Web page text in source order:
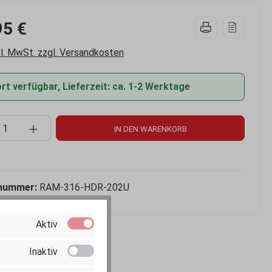
€
MwSt. zzgl. Versandkosten
verfügbar, Lieferzeit: ca. 1-2 Werktage
Anzahl: Gib den gewünschten Wert
IN DEN WARENKORB
RAM-316-HDR-202U
Aktiv
Inaktiv